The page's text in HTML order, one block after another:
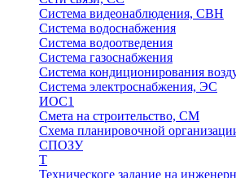
Система видеонаблюдения, СВН
Система водоснабжения
Система водоотведения
Система газоснабжения
Система кондиционирования
Система электроснабжения, ЭС
ИОС1
Смета на строительство, СМ
Схема планировочной
СПОЗУ
Т
Техническоге задание на